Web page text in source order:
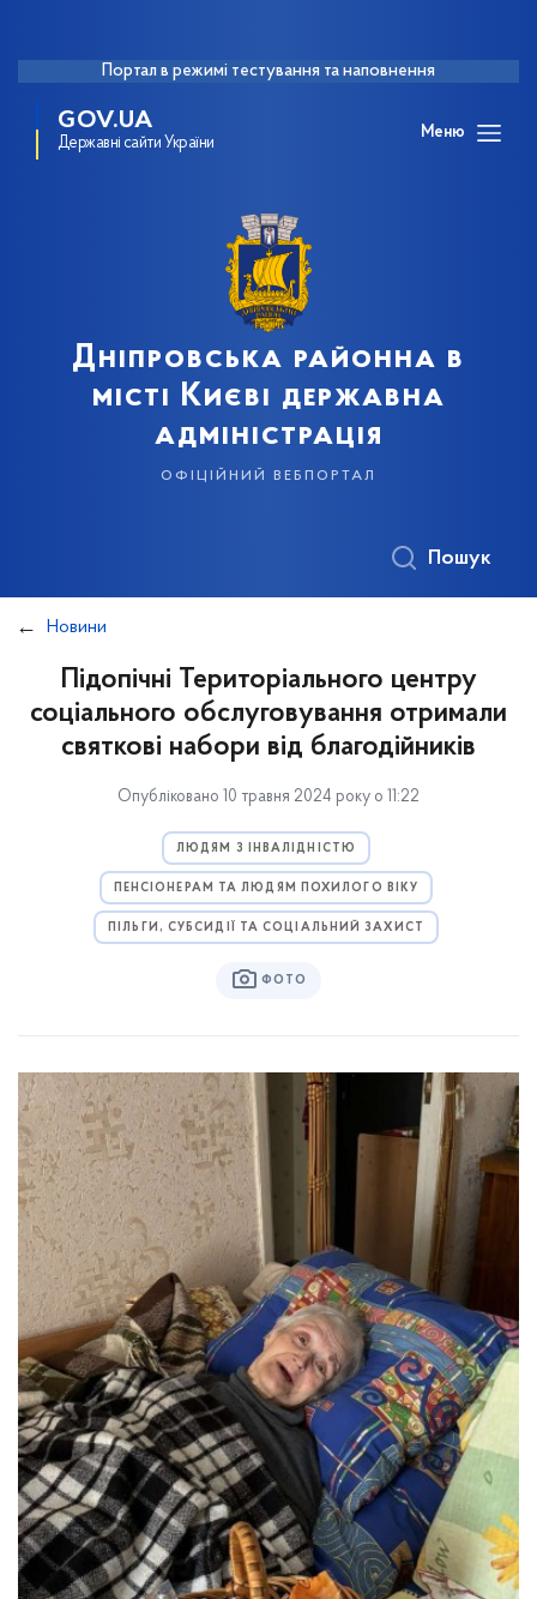
Портал в режимі тестування та наповнення
GOV.UA
Державні сайти України
Меню
Дніпровська районна в
місті Києві державна
адміністрація
офіційний вебпортал
Пошук
Новини
Підопічні Територіального центру
соціального обслуговування отримали
святкові набори від благодійників
Опубліковано 10 травня 2024 року о 11:22
ЛЮДЯМ З ІНВАЛІДНІСТЮ
ПЕНСІОНЕРАМ ТА ЛЮДЯМ ПОХИЛОГО ВІКУ
ПІЛЬГИ, СУБСИДІЇ ТА СОЦІАЛЬНИЙ ЗАХИСТ
ФОТО